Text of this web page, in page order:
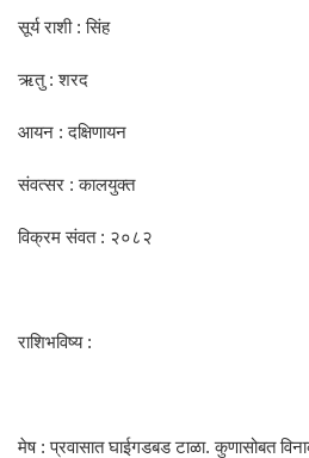
सूर्य राशी : सिंह
ऋतु : शरद
आयन : दक्षिणायन
संवत्सर : कालयुक्त
विक्रम संवत : २०८२
राशिभविष्य :
मेष : प्रवासात घाईगडबड टाळा. कुणासोबत